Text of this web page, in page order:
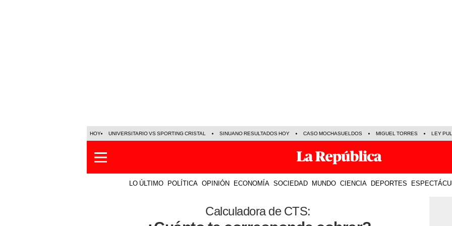
HOY UNIVERSITARIO VS SPORTING CRISTAL SINUANO RESULTADOS HOY CASO MOCHASUELDOS MIGUEL TORRES LEY
LO ÚLTIMO POLÍTICA OPINIÓN ECONOMÍA SOCIEDAD MUNDO CIENCIA DEPORTES
Calculadora de CTS: